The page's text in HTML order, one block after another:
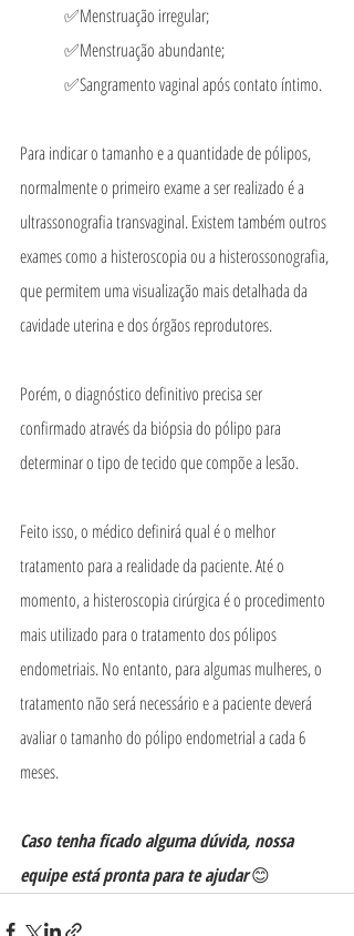
	✅Menstruação irregular;
	✅Menstruação abundante;
	✅Sangramento vaginal após contato íntimo.
Para indicar o tamanho e a quantidade de pólipos,
normalmente o primeiro exame a ser realizado é a
ultrassonografia transvaginal. Existem também outros
exames como a histeroscopia ou a histerossonografia,
que permitem uma visualização mais detalhada da
cavidade uterina e dos órgãos reprodutores.
Porém, o diagnóstico definitivo precisa ser
confirmado através da biópsia do pólipo para
determinar o tipo de tecido que compõe a lesão.
Feito isso, o médico definirá qual é o melhor
tratamento para a realidade da paciente. Até o
momento, a histeroscopia cirúrgica é o procedimento
mais utilizado para o tratamento dos pólipos
endometriais. No entanto, para algumas mulheres, o
tratamento não será necessário e a paciente deverá
avaliar o tamanho do pólipo endometrial a cada 6
meses.
Caso tenha ficado alguma dúvida, nossa
equipe está pronta para te ajudar 😊